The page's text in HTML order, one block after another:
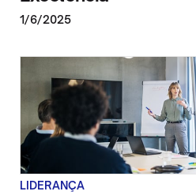
1/6/2025
LIDERANÇA